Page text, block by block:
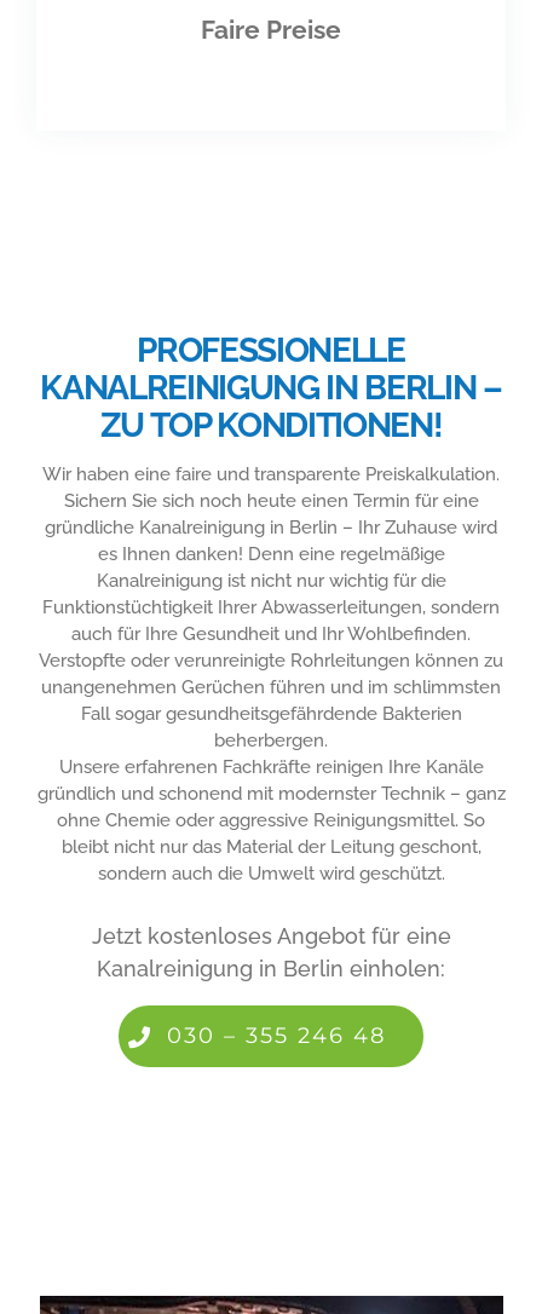
Faire Preise
PROFESSIONELLE
KANALREINIGUNG IN BERLIN –
ZU TOP KONDITIONEN!
Wir haben eine faire und transparente Preiskalkulation.
Sichern Sie sich noch heute einen Termin für eine
gründliche Kanalreinigung in Berlin – Ihr Zuhause wird
es Ihnen danken! Denn eine regelmäßige
Kanalreinigung ist nicht nur wichtig für die
Funktionstüchtigkeit Ihrer Abwasserleitungen, sondern
auch für Ihre Gesundheit und Ihr Wohlbefinden.
Verstopfte oder verunreinigte Rohrleitungen können zu
unangenehmen Gerüchen führen und im schlimmsten
Fall sogar gesundheitsgefährdende Bakterien
beherbergen.
Unsere erfahrenen Fachkräfte reinigen Ihre Kanäle
gründlich und schonend mit modernster Technik – ganz
ohne Chemie oder aggressive Reinigungsmittel. So
bleibt nicht nur das Material der Leitung geschont,
sondern auch die Umwelt wird geschützt.
Jetzt kostenloses Angebot für eine
Kanalreinigung in Berlin einholen:
030 – 355 246 48